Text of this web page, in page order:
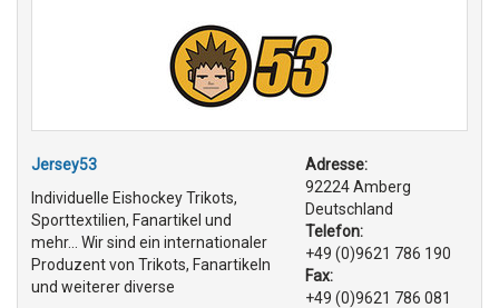
Jersey53
Individuelle Eishockey Trikots,
Sporttextilien, Fanartikel und
mehr... Wir sind ein internationaler
Produzent von Trikots, Fanartikeln
und weiterer diverse
Adresse:
92224 Amberg
Deutschland
Telefon:
+49 (0)9621 786 190
Fax:
+49 (0)9621 786 081